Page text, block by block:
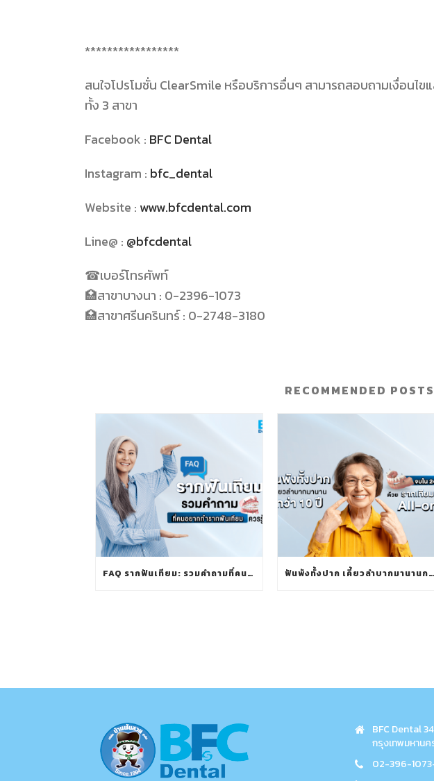
*****************
สนใจโปรโมชั่น ClearSmile หรือบริการอื่นๆ สามารถสอบถามเงื่อนไข
ทั้ง 3 สาขา
Facebook : BFC Dental
Instagram : bfc_dental
Website : www.bfcdental.com
Line@ : @bfcdental
☎เบอร์โทรศัพท์
🏥สาขาบางนา : 0-2396-1073
🏥สาขาศรีนครินทร์: 0-2748-3180
RECOMMENDED POSTS
FAQ รากฟันเทียม: รวมคำถามที่คนอยากทำรากฟันเทียมควรรู้ ฟันพังทั้งปาก เคี้ยวลำบากมานานกว่า 10 ปี จบใน 24 ชั่วโมง ด้วย รากเทียมทั้งปาก ALL-ON-4
BFC Dental
กรุงเทพมหาน
02-396-